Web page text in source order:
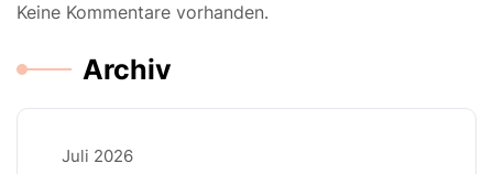
Keine Kommentare vorhanden.
Archiv
Juli 2026